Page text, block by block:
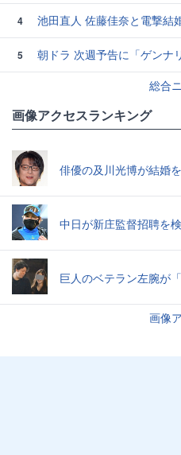
4 池田直人 佐藤佳奈と電撃結
5
朝ドラ 次週予告に「ゲンナ
総合
画像アクセスランキング
俳優の及川光博が結婚
中日が新庄監督招聘を
巨人のベテラン左腕が
画像